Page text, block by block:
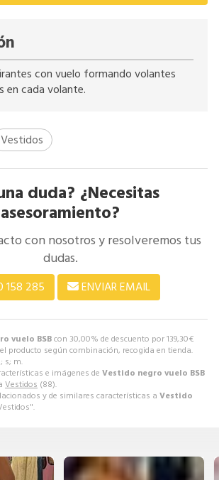
vuelo BSBcon 30,00% de descuento por139,30€
producto según combinación, recogida en tienda.
s; m.
e imágenes de Vestido negro vuelo BSB
Vestidos (88).
y de similares características a Vestido
con vuelo formando volantes
en cada volante.
Vestidos
duda? ¿Necesitas
asesoramiento?
con nosotros y resolveremos tus
dudas.
158 285 ENVIAR EMAIL